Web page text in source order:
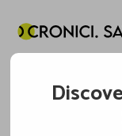
Cuvinte de